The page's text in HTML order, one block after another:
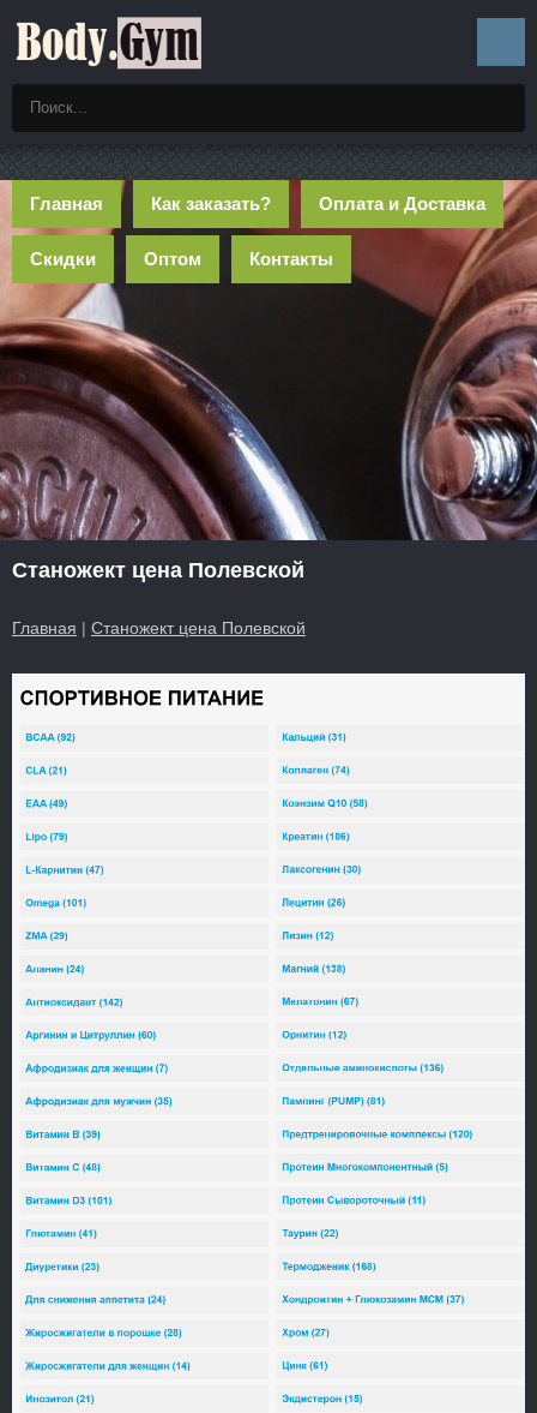
Главная Как заказать? Оплата и Доставка
Скидки Оптом Контакты
Станожект цена Полевской
Главная | Станожект цена Полевской